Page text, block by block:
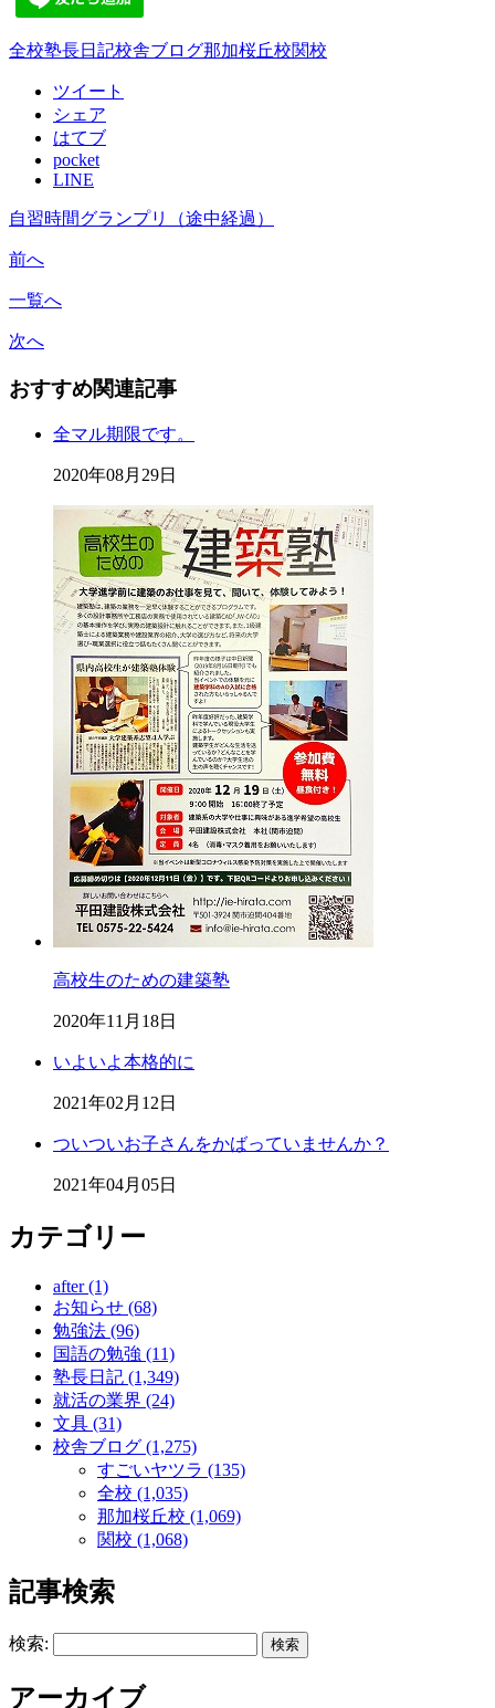
全校塾長日記校舎ブログ那加桜丘校関校
ツイート
シェア
はてブ
pocket
LINE
自習時間グランプリ（途中経過）
前へ
一覧へ
次へ
おすすめ関連記事
全マル期限です。
2020年08月29日
高校生のための建築塾
2020年11月18日
いよいよ本格的に
2021年02月12日
ついついお子さんをかばっていませんか？
2021年04月05日
カテゴリー
after (1)
お知らせ (68)
勉強法 (96)
国語の勉強 (11)
塾長日記 (1,349)
就活の業界 (24)
文具 (31)
校舎ブログ (1,275)
すごいヤツラ (135)
全校 (1,035)
那加桜丘校 (1,069)
関校 (1,068)
記事検索
検索:
アーカイブ